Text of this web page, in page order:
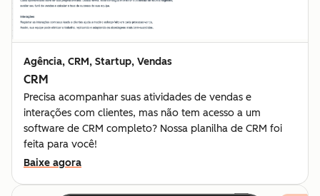
Agência, CRM, Startup, Vendas
CRM
Precisa acompanhar suas atividades de vendas e
interações com clientes, mas não tem acesso a um
software de CRM completo? Nossa planilha de CRM foi
feita para você!
Baixe agora